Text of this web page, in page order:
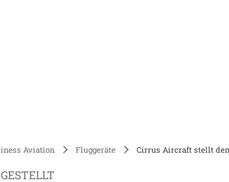
Aviation Fluggeräte Cirrus Aircraft stellt den